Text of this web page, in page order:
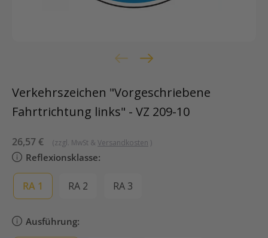
Verkehrszeichen "Vorgeschriebene
Fahrtrichtung links" - VZ 209-10
Sonderpreis
26,57 € (zzgl. MwSt & Versandkosten )
Reflexionsklasse:
RA 1 RA 2 RA 3
Ausführung: